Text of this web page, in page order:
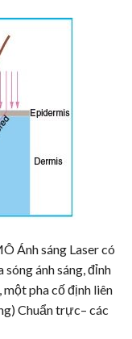
Ánh sáng Laser có
ánh sáng, đỉnh
một pha cố định liên
Chuẩn trực– các